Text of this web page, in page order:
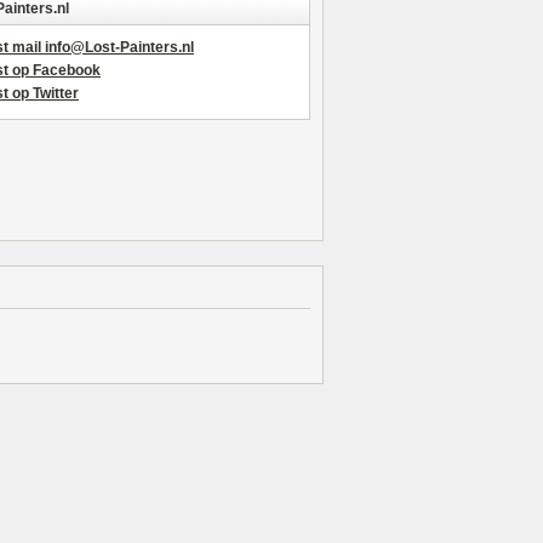
mail info@Lost-Painters.nl
op Facebook
op Twitter